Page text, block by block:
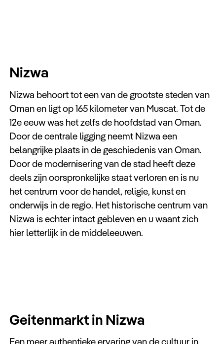
Nizwa
Nizwa behoort tot een van de grootste steden van
Oman en ligt op 165 kilometer van Muscat. Tot de
12e eeuw was het zelfs de hoofdstad van Oman.
Door de centrale ligging neemt Nizwa een
belangrijke plaats in de geschiedenis van Oman.
Door de modernisering van de stad heeft deze
deels zijn oorspronkelijke staat verloren en is nu
het centrum voor de handel, religie, kunst en
onderwijs in de regio. Het historische centrum van
Nizwa is echter intact gebleven en u waant zich
hier letterlijk in de middeleeuwen.
Geitenmarkt in Nizwa